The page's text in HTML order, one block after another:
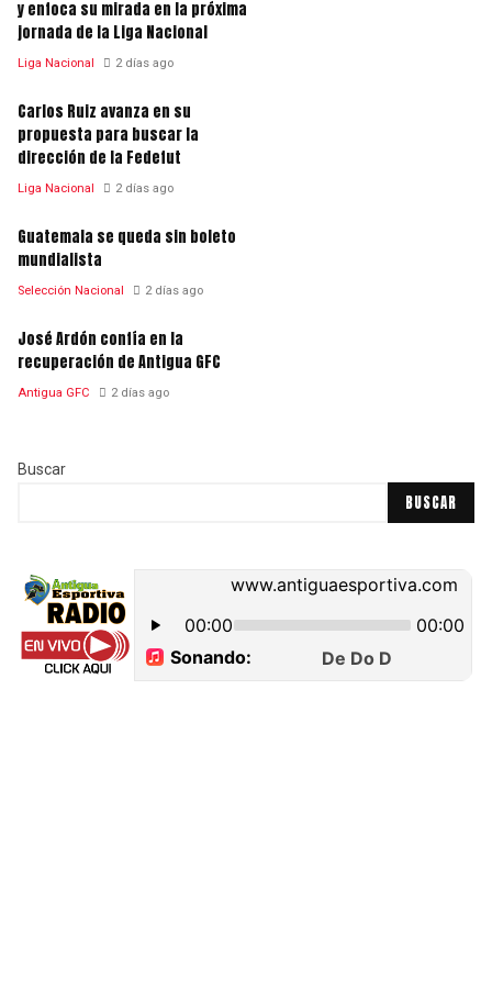
y enfoca su mirada en la próxima
jornada de la Liga Nacional
Liga Nacional 2 días ago
Carlos Ruiz avanza en su
propuesta para buscar la
dirección de la Fedefut
Liga Nacional 2 días ago
Guatemala se queda sin boleto
mundialista
Selección Nacional 2 días ago
José Ardón confía en la
recuperación de Antigua GFC
Antigua GFC 2 días ago
Buscar
BUSCAR